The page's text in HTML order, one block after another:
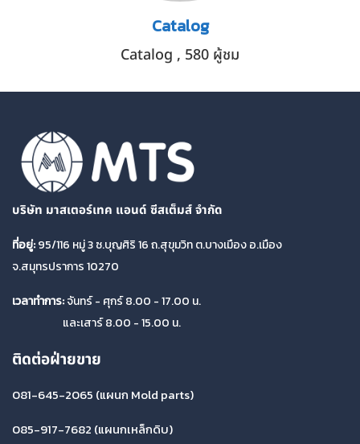
Catalog
Catalog , 580 ผู้ชม
บริษัท มาสเตอร์เทค แอนด์ ซีสเต็มส์ จำกัด
ที่อยู่:95/116 หมู่ 3 ซ.บุญศิริ 16 ถ.สุขุมวิท ต.บางเมือง อ.เมือง
จ.สมุทรปราการ 10270
เวลาทำการ:จันทร์ - ศุกร์ 8.00 - 17.00 น.
และเสาร์ 8.00 - 15.00 น.
ติดต่อฝ่ายขาย
081-645-2065 (แผนก Mold parts)
085-917-7682 (แผนกเหล็กดิบ)